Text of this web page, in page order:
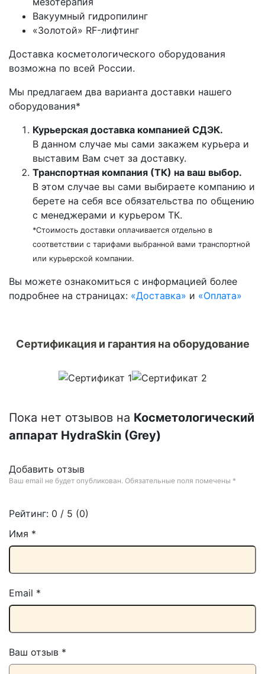
Вакуумный гидропилинг
«Золотой» RF-лифтинг
Доставка косметологического оборудования
возможна по всей России.
Мы предлагаем два варианта доставки нашего
оборудования*
Курьерская доставка компанией СДЭК.
В данном случае мы сами закажем курьера и
выставим Вам счет за доставку.
Транспортная компания (ТК) на ваш выбор.
В этом случае вы сами выбираете компанию и
берете на себя все обязательства по общению
с менеджерами и курьером ТК.
*Стоимость доставки оплачивается отдельно в
соответствии с тарифами выбранной вами транспортной
или курьерской компании.
Вы можете ознакомиться c информацией более
подробнее на страницах: «Доставка» и «Оплата»
Сертификация и гарантия на оборудование
Пока нет отзывов на Косметологический
аппарат HydraSkin (Grey)
Добавить отзыв
Ваш email не будет опубликован. Обязательные поля помечены *
Рейтинг: 0 / 5 (0)
Имя *
Email *
Ваш отзыв *